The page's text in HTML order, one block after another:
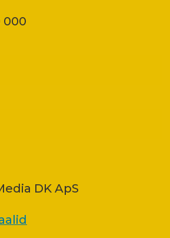
000
DK ApS